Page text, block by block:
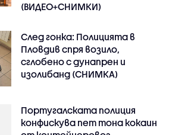
(ВИДЕО+СНИМКИ)
След гонка: Полицията в
Пловдив спря возило,
сглобено с дунапрен и
изолибанд (СНИМКА)
Португалската полиция
конфискува пет тона кокаин